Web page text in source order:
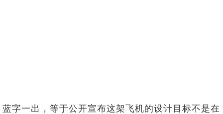
蓝字一出，等于公开宣布这架飞机的设计目标不是在